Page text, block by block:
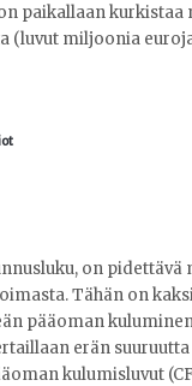
paikallaan kurkistaa
(luvut miljoonia
on pidettävä
Tähän on
pääoman
erän
kulumisluvut